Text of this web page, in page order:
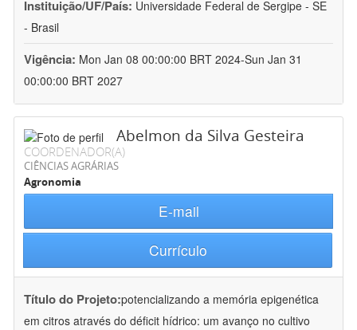
Instituição/UF/País: Universidade Federal de Sergipe - SE
- Brasil
Vigência: Mon Jan 08 00:00:00 BRT 2024-Sun Jan 31
00:00:00 BRT 2027
Abelmon da Silva Gesteira
COORDENADOR(A)
CIÊNCIAS AGRÁRIAS
Agronomia
E-mail
Currículo
Título do Projeto:potencializando a memória epigenética
em citros através do déficit hídrico: um avanço no cultivo